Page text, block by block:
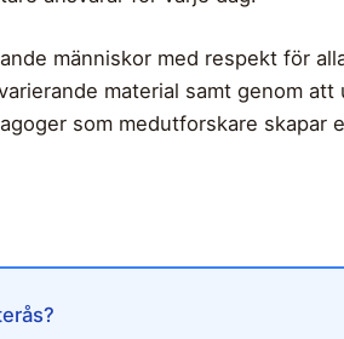
människor med respekt för
material samt genom att
som medutforskare skapar